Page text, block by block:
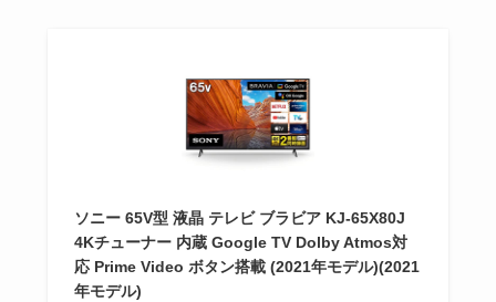
ソニー 65V型 液晶 テレビ ブラビア KJ-65X80J
4Kチューナー 内蔵 Google TV Dolby Atmos対
応 Prime Video ボタン搭載 (2021年モデル)(2021
年モデル)